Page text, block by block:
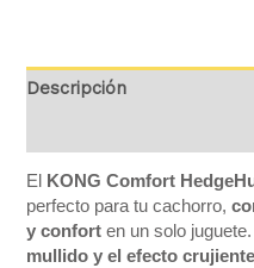
Descripción
El KONG Comfort
perfecto para tu cachorro,
y confort en un solo
mullido y el efecto crujiente